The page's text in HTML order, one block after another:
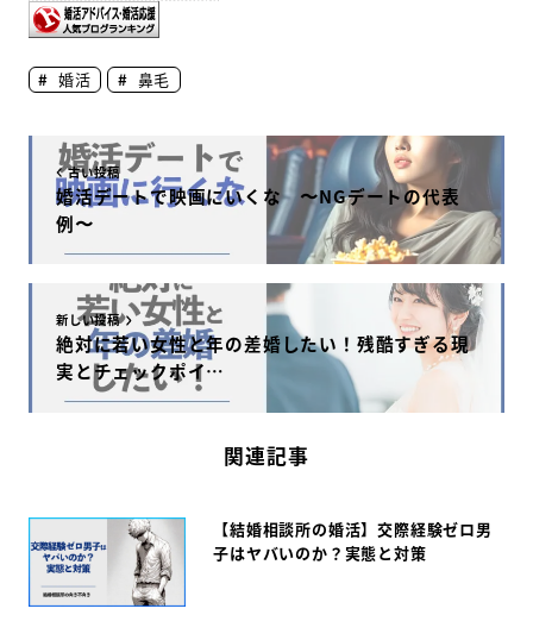
婚活 鼻毛
古い投稿
婚活デートで映画にいくな 〜NGデートの代表
例〜
新しい投稿
絶対に若い女性と年の差婚したい！残酷すぎる現
実とチェックポイ…
関連記事
【結婚相談所の婚活】交際経験ゼロ男
子はヤバいのか？実態と対策